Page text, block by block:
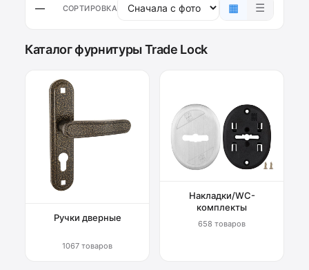
— СОРТИРОВКА ▦ ☰
Каталог фурнитуры Trade Lock
Ручки дверные
1067 товаров
Накладки/WC-
комплекты
658 товаров